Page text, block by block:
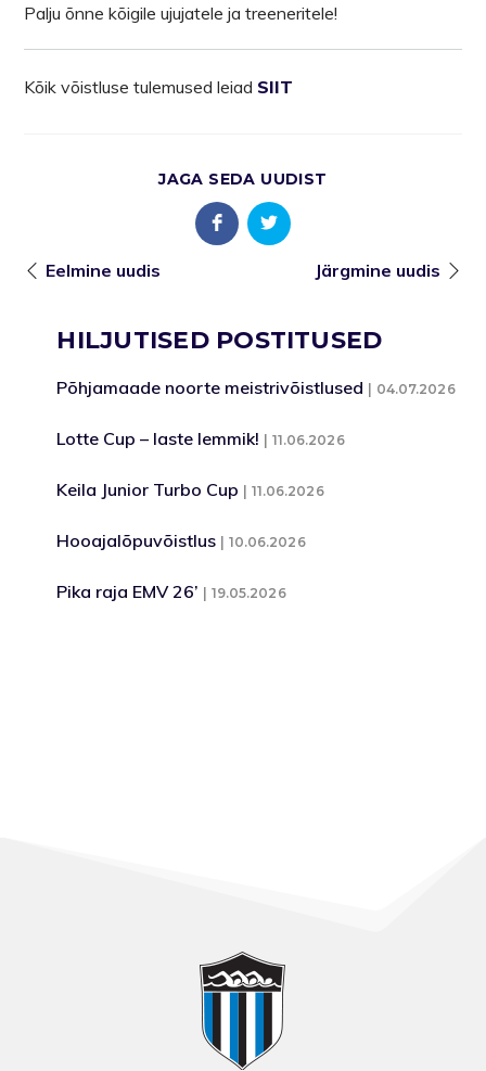
Palju õnne kõigile ujujatele ja treeneritele!
Kõik võistluse tulemused leiad SIIT
JAGA SEDA UUDIST
Eelmine uudis Järgmine uudis
HILJUTISED POSTITUSED
Põhjamaade noorte meistrivõistlused 04.07.2026
Lotte Cup – laste lemmik! 11.06.2026
Keila Junior Turbo Cup 11.06.2026
Hooajalõpuvõistlus 10.06.2026
Pika raja EMV 26’ 19.05.2026